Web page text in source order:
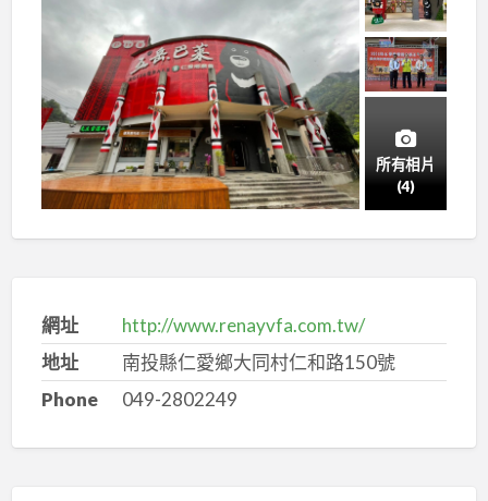
所有相片
(4)
網址
http://www.renayvfa.com.tw/
地址
南投縣仁愛鄉大同村仁和路150號
Phone
049-2802249